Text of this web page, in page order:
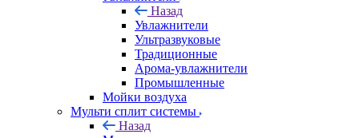
Назад
Увлажнители
Ультразвуковые
Традиционные
Арома-увлажнители
Промышленные
Мойки воздуха
Мульти сплит системы
Назад